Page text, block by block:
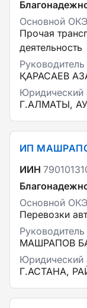
Основной
Прочая
деятельность
Руководитель
ҚАРАСАЕВ
Юридический
Г.АЛМАТЫ,
ИП
ИИН
Основной
Перевозки
Руководитель
МАШРАПОВ
Юридический
Г.АСТАНА,